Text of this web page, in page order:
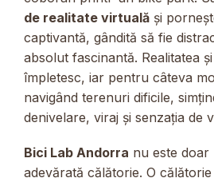
de realitate virtuală și
captivantă, gândită să fie
absolut fascinantă. Realitatea
împletesc, iar pentru câteva
navigând terenuri dificile,
denivelare, viraj și senzația de
Bici Lab Andorra nu este
adevărată călătorie. O